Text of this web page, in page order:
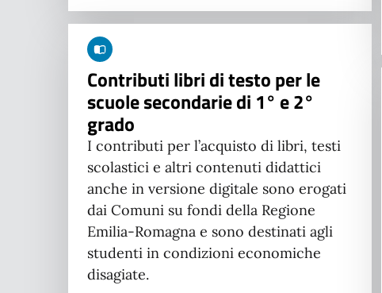
Contributi libri di testo per le
scuole secondarie di 1° e 2°
grado
I contributi per l’acquisto di libri, testi
scolastici e altri contenuti didattici
anche in versione digitale sono erogati
dai Comuni su fondi della Regione
Emilia-Romagna e sono destinati agli
studenti in condizioni economiche
disagiate.